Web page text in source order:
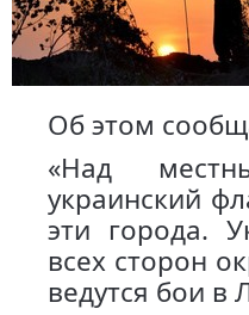
Об этом
«Над
украинский
эти города.
всех сторон
ведутся бои в